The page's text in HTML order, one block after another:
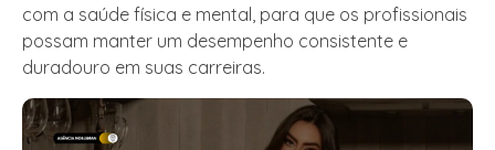
com a saúde física e mental, para que os profissionais
possam manter um desempenho consistente e
duradouro em suas carreiras.